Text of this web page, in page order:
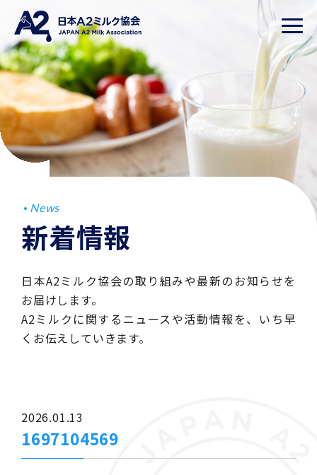
News
新着情報
日本A2ミルク協会の取り組みや最新のお知らせを
お届けします。
A2ミルクに関するニュースや活動情報を、いち早
くお伝えしていきます。
2026.01.13
1697104569